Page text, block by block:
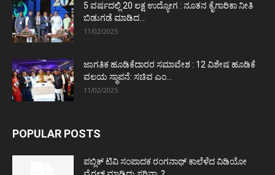
5 ವರ್ಷದಲ್ಲಿ 20 ಲಕ್ಷ ಉದ್ಯೋಗ : ನೂತನ ಕೈಗಾರಿಕಾ ನೀತಿ
ಬಿಡುಗಡೆ ಮಾಡಿದ...
11/02/2025
ಜಾಗತಿಕ ಹೂಡಿಕೆದಾರರ ಸಮಾವೇಶ : 12 ವಿಶೇಷ ಹೂಡಿಕೆ
ವಲಯ ಸ್ಥಾಪನೆ: ಸಚಿವ ಎಂ...
11/02/2025
POPULAR POSTS
ಪಬ್ಲಿಕ್ ಟಿವಿ ಸಂಪಾದಕ ರಂಗನಾಥ್ ಕಾಲೆಳೆದ ವಿಡಿಯೋ